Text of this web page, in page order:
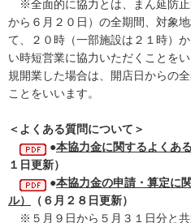
※全面的に協力とは、まん延防止
から６月２０日）の全期間、対象
て、２０時（一部施設は２１時）
い時短営業に協力いただくことを
規開業した場合は、開店日からの
ことをいいます。
＜よくある質問について＞
●本協力金に関するよくあ
１日更新）
●本協力金の申請・算定に
ル）
（６月２８日更新）
※５月９日から５月３１日分と共